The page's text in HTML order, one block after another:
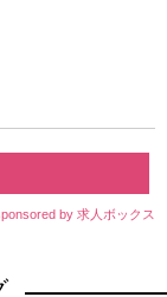
by 求人ボックス